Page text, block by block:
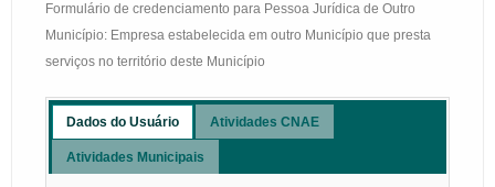
Formulário de credenciamento para Pessoa Jurídica de Outro
Município: Empresa estabelecida em outro Município que presta
serviços no território deste Município
Dados do Usuário Atividades CNAE
Atividades Municipais